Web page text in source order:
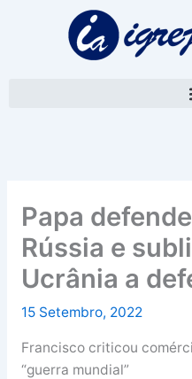
Papa
Rússia e
Ucrânia a
15 Setembro, 2022
Francisco criticou
“guerra mundial”